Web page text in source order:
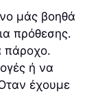
μάς βοηθά
πρόθεσης.
πάροχο.
ή να
έχουμε